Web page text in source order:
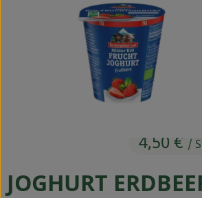
Obst & Gemüse
Drogerie
JOGHURT
4,50 € /